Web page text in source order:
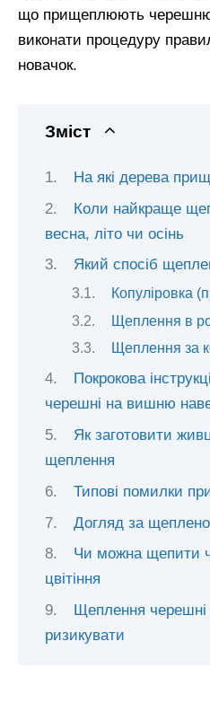
що прищеплюють
виконати процедуру
новачок.
Зміст
На які дерева
Коли найкраще
весна, літо чи осінь
Який спосіб
Копуліровка
Щеплення в
Щеплення за
Покрокова
черешні на вишню
Як заготовити
щеплення
Типові помилки
Догляд за
Чи можна щепити
цвітіння
Щеплення
ризикувати